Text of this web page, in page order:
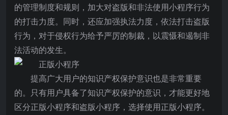
的管理制度和规则，加大对盗版和非法使用小程序行为
的打击力度。同时，还应加强执法力度，依法打击盗版
行为，对于侵权行为给予严厉的制裁，以震慑和遏制非
法活动的发生。
提高广大用户的知识产权保护意识也是非常重要
的。只有用户具备了知识产权保护的意识，才能更好地
区分正版小程序和盗版小程序，选择使用正版小程序。